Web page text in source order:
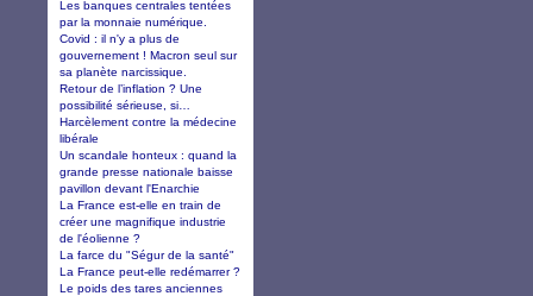
Les banques centrales tentées
par la monnaie numérique.
Covid : il n'y a plus de
gouvernement ! Macron seul sur
sa planète narcissique.
Retour de l’inflation ? Une
possibilité sérieuse, si…
Harcèlement contre la médecine
libérale
Un scandale honteux : quand la
grande presse nationale baisse
pavillon devant l'Enarchie
La France est-elle en train de
créer une magnifique industrie
de l'éolienne ?
La farce du "Ségur de la santé"
La France peut-elle redémarrer ?
Le poids des tares anciennes